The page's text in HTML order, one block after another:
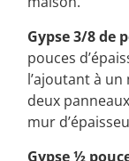
Gypse 3/8 de
pouces
l’ajoutant à
deux